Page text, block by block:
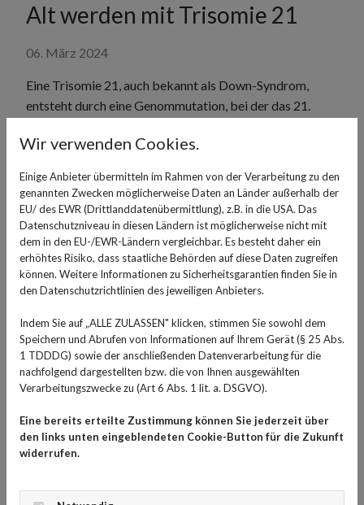
Alt werden mit Trisomie 21
06. März 2024
Eine Trisomie 21, auch bekannt als Down-Syndrom,
entsteht durch eine Genommutation, bei der das 21.
Exemplaren vorliegt. Menschen mit Down-Syndrom
Dank neuester Erkenntnisse, die eine bessere Förderung
und eine bessere Behandlung der Begleiterkrankungen
ermöglichen, werden sie jetzt aber immer älter. Die
durchschnittliche Lebenserwartung für Menschen mit
Down-Syndrom liegt heute bei um die 60 Jahre, während
sie in den 1970er Jahren noch bei um die 30 bis 35 Jahre
lag. Das stellt im Alter sowohl die Menschen mit
Trisomie 21 selbst als auch ihre Angehörigen vor immer
neue Herausforderungen.
Herzfehler, Fehlbildungen und
ein typisches Erscheinungsbild
Die Ursache für Trisomie 21 ist ein Fehler bei der
befruchtete Keimzelle das Chromosom 21 insgesamt
Wir verwenden Cookies.
Einige Anbieter übermitteln im Rahmen von der Verarbeitung zu den
genannten Zwecken möglicherweise Daten an Länder außerhalb der
EU/ des EWR (Drittlanddatenübermittlung), z.B. in die USA. Das
Datenschutzniveau in diesen Ländern ist möglicherweise nicht mit
dem in den EU-/EWR-Ländern vergleichbar. Es besteht daher ein
erhöhtes Risiko, dass staatliche Behörden auf diese Daten zugreifen
können. Weitere Informationen zu Sicherheitsgarantien finden Sie in
den Datenschutzrichtlinien des jeweiligen Anbieters.
Indem Sie auf „ALLE ZULASSEN" klicken, stimmen Sie sowohl dem
Speichern und Abrufen von Informationen auf Ihrem Gerät (§ 25 Abs.
1 TDDDG) sowie der anschließenden Datenverarbeitung für die
nachfolgend dargestellten bzw. die von Ihnen ausgewählten
Verarbeitungszwecke zu (Art 6 Abs. 1 lit. a. DSGVO).
Eine bereits erteilte Zustimmung können Sie jederzeit über
den links unten eingeblendeten Cookie-Button für die Zukunft
widerrufen.